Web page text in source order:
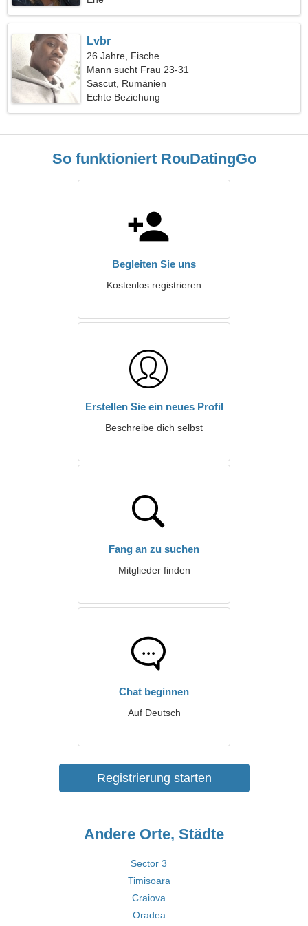
Lvbr
26 Jahre, Fische
Mann sucht Frau 23-31
Sascut, Rumänien
Echte Beziehung
So funktioniert RouDatingGo
Begleiten Sie uns
Kostenlos registrieren
Erstellen Sie ein neues Profil
Beschreibe dich selbst
Fang an zu suchen
Mitglieder finden
Chat beginnen
Auf Deutsch
Registrierung starten
Andere Orte, Städte
Sector 3
Timișoara
Craiova
Oradea